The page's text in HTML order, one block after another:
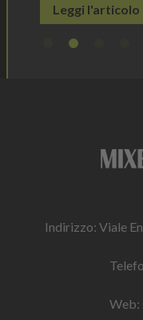
Leggi l'articolo
Indirizzo: Viale
Web: